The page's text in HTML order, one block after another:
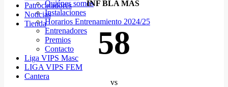
Quiénes somos
Instalaciones
Horarios Entrenamiento 2024/25
Entrenadores
Premios
Contacto
Liga VIPS Masc
LIGA VIPS FEM
Cantera
Patrocinadores
Noticias
Tienda
INF BLA MAS
58
vs